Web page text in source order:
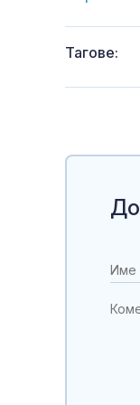
Тагове: